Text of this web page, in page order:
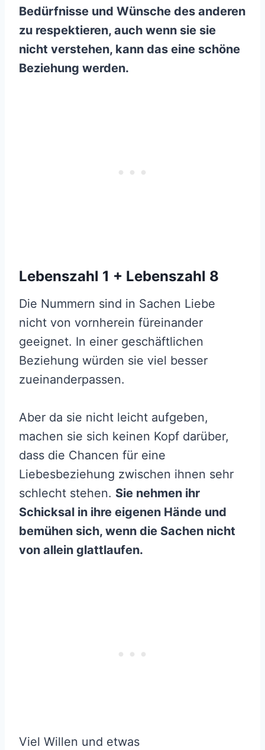
Bedürfnisse und Wünsche des anderen
zu respektieren, auch wenn sie sie
nicht verstehen, kann das eine schöne
Beziehung werden.
Lebenszahl 1 + Lebenszahl 8
Die Nummern sind in Sachen Liebe
nicht von vornherein füreinander
geeignet. In einer geschäftlichen
Beziehung würden sie viel besser
zueinanderpassen.
Aber da sie nicht leicht aufgeben,
machen sie sich keinen Kopf darüber,
dass die Chancen für eine
Liebesbeziehung zwischen ihnen sehr
schlecht stehen. Sie nehmen ihr
Schicksal in ihre eigenen Hände und
bemühen sich, wenn die Sachen nicht
von allein glattlaufen.
Viel Willen und etwas